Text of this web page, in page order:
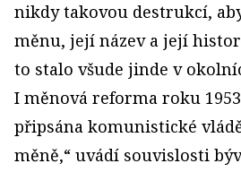
nikdy takovou destrukcí,
měnu, její název a její
to stalo všude jinde v
I měnová reforma roku
připsána komunistické
měně,“ uvádí souvislosti